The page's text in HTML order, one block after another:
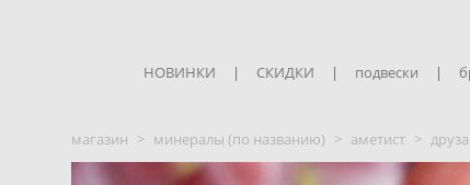
НОВИНКИ | СКИДКИ | подвески |
магазин > минералы (по названию) > аметист >